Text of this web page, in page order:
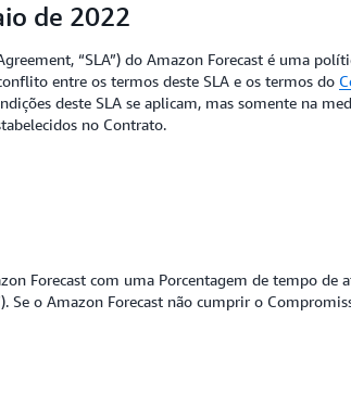
de 2022
“SLA”) do Amazon Forecast é uma
entre os termos deste SLA e os termos do
deste SLA se aplicam, mas somente na
no Contrato.
Forecast com uma Porcentagem de tempo de
Se o Amazon Forecast não cumprir o